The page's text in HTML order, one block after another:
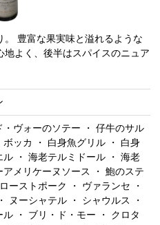
豊富な果実味と溢れるような
地よく、後半はスパイスのニュア
・ヴォーのソテー ・ 仔牛のサル
ボッカ ・ 白身魚グリル ・ 白身
ル ・ 海老テルミドール ・ 海老
アメリケーヌソース ・ 鮑のステ
ーストポーク ・ ヴァランセ ・
ヌーシャテル ・ シャウルス ・
ル ・ ブリ・ド・モー ・ クロタ